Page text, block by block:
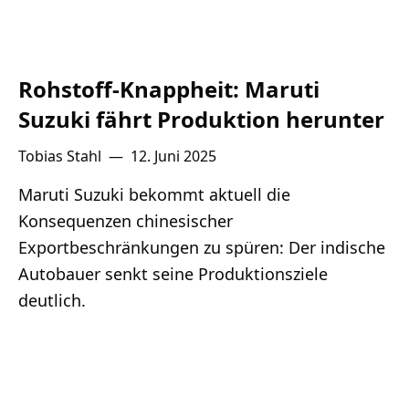
Rohstoff-Knappheit: Maruti
Suzuki fährt Produktion herunter
Tobias Stahl — 12. Juni 2025
Maruti Suzuki bekommt aktuell die
Konsequenzen chinesischer
Exportbeschränkungen zu spüren: Der indische
Autobauer senkt seine Produktionsziele
deutlich.